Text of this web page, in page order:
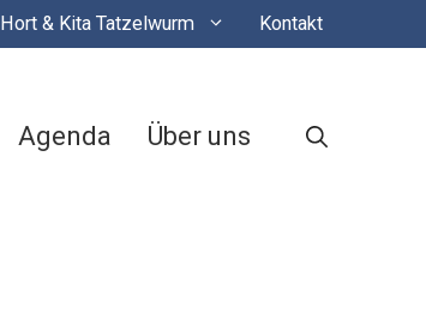
Hort & Kita Tatzelwurm Kontakt
Agenda Über uns